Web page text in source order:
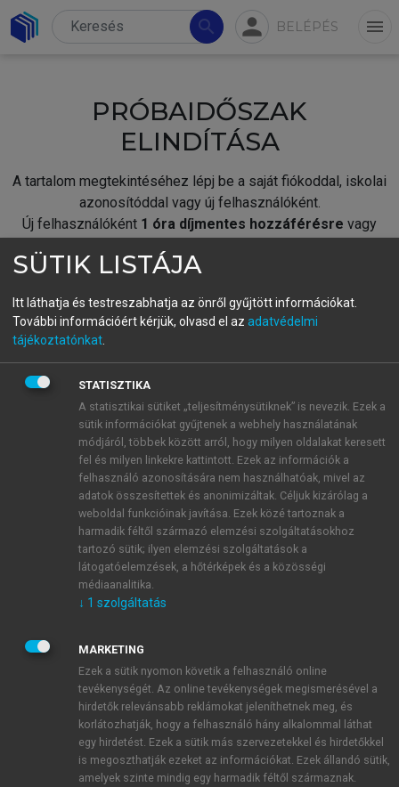
search person BELÉPÉS menu
PRÓBAIDŐSZAK
ELINDÍTÁSA
A tartalom megtekintéséhez lépj be a saját fiókoddal, iskolai
azonosítóddal vagy új felhasználóként.
Új felhasználóként 1 óra díjmentes hozzáférésre vagy
fiókoddal,vagy hozz létre új fiókot.
A regisztráció után apróbaidőszakautomatikusan
BELÉPÉS SAJÁT FIÓKKAL
ÚJ FIÓK LÉTREHOZÁSA
1 óra díjmentes hozzáférés
E-MAIL-CÍM
JELSZÓ
JELSZÓ ÚJRA
Kérek értesítést a MeRSZ újdonságairól, akcióiról.
SÜTIK LISTÁJA
Itt láthatja és testreszabhatja az önről gyűjtött információkat.
További információért kérjük, olvasd el az adatvédelmi
tájékoztatónkat
STATISZTIKA
A statisztikai sütiket „teljesítménysütiknek” is nevezik. Ezek a
sütik információkat gyűjtenek a webhely használatának
módjáról, többek között arról, hogy milyen oldalakat keresett
fel és milyen linkekre kattintott. Ezek az információk a
felhasználó azonosítására nem használhatóak, mivel az
adatok összesítettek és anonimizáltak. Céljuk kizárólag a
weboldal funkcióinak javítása. Ezek közé tartoznak a
harmadik féltől származó elemzési szolgáltatásokhoz
tartozó sütik; ilyen elemzési szolgáltatások a
látogatóelemzések, a hőtérképek és a közösségi
médiaanalitika.
↓ 1 szolgáltatás
MARKETING
Ezek a sütik nyomon követik a felhasználó online
tevékenységét. Az online tevékenységek megismerésével a
hirdetők relevánsabb reklámokat jeleníthetnek meg, és
korlátozhatják, hogy a felhasználó hány alkalommal láthat
egy hirdetést. Ezek a sütik más szervezetekkel és hirdetőkkel
is megoszthatják ezeket az információkat. Ezek állandó sütik,
amelyek szinte mindig egy harmadik féltől származnak.